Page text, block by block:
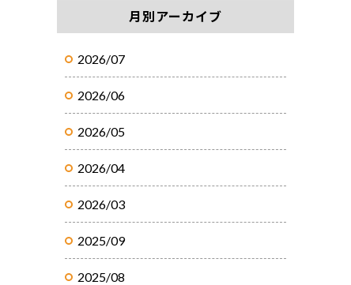
月別アーカイブ
2026/07
2026/06
2026/05
2026/04
2026/03
2025/09
2025/08